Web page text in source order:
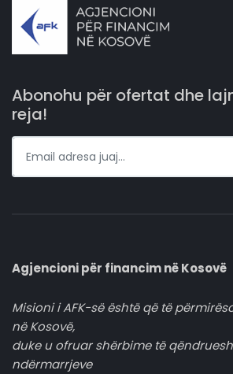
Abonohu për ofertat dhe
reja!
Agjencioni për financim në Kosovë
Misioni i AFK-së është që të
në Kosovë,
duke u ofruar shërbime të
ndërmarrjeve